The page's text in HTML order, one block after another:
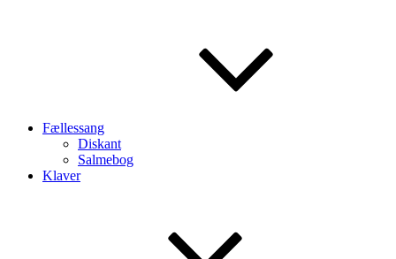
Fællessang
Diskant
Salmebog
Klaver